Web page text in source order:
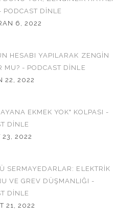
PODCAST DINLE
6, 2022
HESABI YAPILARAK ZENGİN
MU? - PODCAST DINLE
22, 2022
EKMEK YOK" KOLPASI -
DINLE
23, 2022
SERMAYEDARLAR: ELEKTRİK
VE GREV DÜŞMANLIĞI -
DINLE
21, 2022